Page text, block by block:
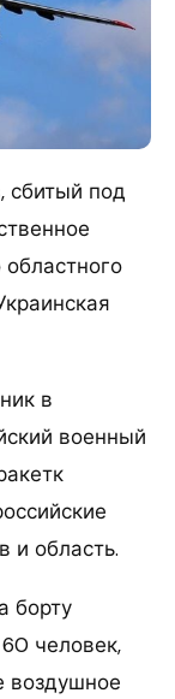
сбитый под
областного
в
военный
и область.
борту
человек,
воздушное